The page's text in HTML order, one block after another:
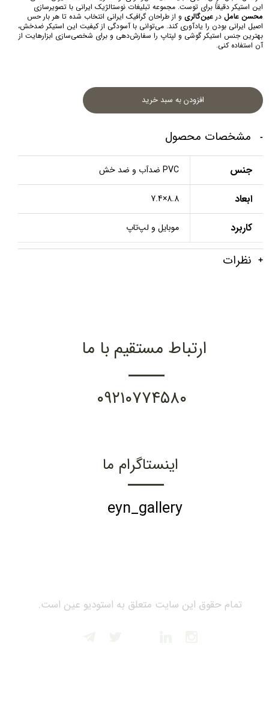
این استیکر دقیقاً برای توست. مجموعه تبلیغات نوستالژیک ایرانی با تصویرسازی
محسن عامل در عین‌گالری
آن استفاده کنی.
افزودن به سبد خرید
مشخصات محصول
جنس PVC ضدآب و ضد خش
ابعاد 8.8×7.4
کاربرد موبایل و لپ‌تاپ
نظرات
تمام حقوق این سایت متعلق به استودیو عین است.
ارتباط مستقیم با ما
۰۹۲۱۰۷۷۴۵۸۰
اینستاگرام ما
eyn_gallery